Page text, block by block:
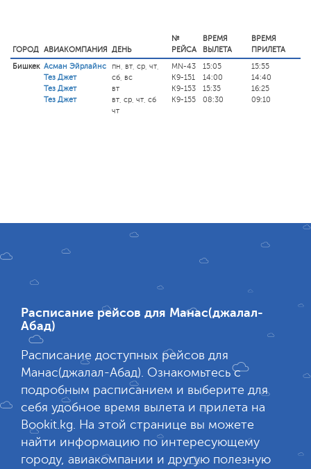
ГОРОД АВИАКОМПАНИЯ ДЕНЬ
№
РЕЙСА
ВРЕМЯ
ВЫЛЕТА
ВРЕМЯ
ПРИЛЕТА
Бишкек Асман Эйрлайнс
Тез Джет
Тез Джет
Тез Джет
пн, вт, ср, чт,
сб, вс
вт
вт, ср, чт, сб
чт
MN-43
K9-151
K9-153
K9-155
15:05
14:00
15:35
08:30
15:55
14:40
16:25
09:10
Расписание рейсов для Манас(джалал-
Абад)
Расписание доступных рейсов для
Манас(джалал-Абад). Ознакомьтесь с
подробным расписанием и выберите для
себя удобное время вылета и прилета на
Bookit.kg. На этой странице вы можете
найти информацию по интересующему
городу, авиакомпании и другую полезную